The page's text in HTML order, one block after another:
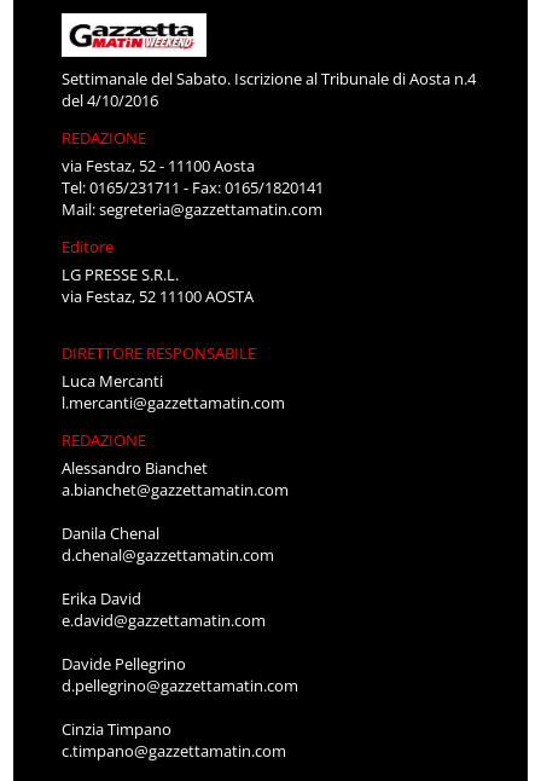
Settimanale del Sabato. Iscrizione al Tribunale di Aosta n.4
del 4/10/2016
REDAZIONE
via Festaz, 52 - 11100 Aosta
Tel: 0165/231711 - Fax: 0165/1820141
Mail:segreteria@gazzettamatin.com
Editore
LG PRESSE S.R.L.
via Festaz, 52 11100 AOSTA
DIRETTORE RESPONSABILE
Luca Mercanti
l.mercanti@gazzettamatin.com
REDAZIONE
Alessandro Bianchet
a.bianchet@gazzettamatin.com
Danila Chenal
d.chenal@gazzettamatin.com
Erika David
e.david@gazzettamatin.com
Davide Pellegrino
d.pellegrino@gazzettamatin.com
Cinzia Timpano
c.timpano@gazzettamatin.com